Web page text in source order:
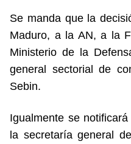
Se manda que la
Maduro, a la AN, a la
Ministerio de la
general sectorial de
Sebin.
Igualmente se
la secretaría general